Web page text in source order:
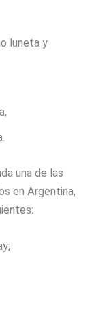
luneta y
una de las
en Argentina,